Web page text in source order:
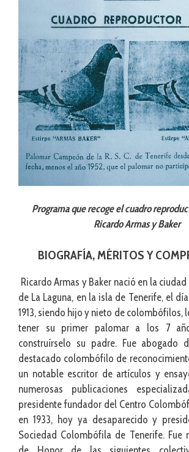
Programa que recoge el cuadro
Ricardo Armas y Baker
BIOGRAFÍA, MÉRITOS Y
Ricardo Armas y Baker nació en la
de La Laguna, en la isla de Tenerife, el
1913, siendo hijo y nieto de colombófilos,
tener su primer palomar a los 7
construírselo su padre. Fue abogado
destacado colombófilo de
un notable escritor de artículos y
numerosas publicaciones
presidente fundador del Centro
en 1933, hoy ya desaparecido y
Sociedad Colombófila de Tenerife. Fue